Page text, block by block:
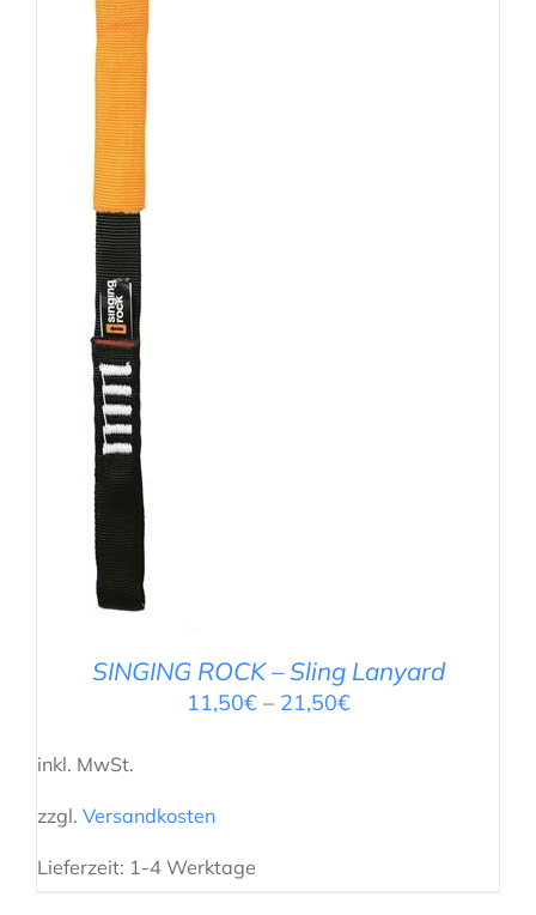
AUSFÜHRUNG
WÄHLEN
DETAILS
SINGING ROCK – Sling Lanyard
11,50€– 21,50€
inkl. MwSt.
zzgl. Versandkosten
Lieferzeit: 1-4 Werktage